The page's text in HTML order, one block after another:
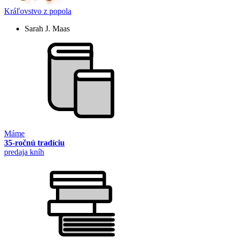
Kráľovstvo z popola
Sarah J. Maas
Máme
35-ročnú tradíciu
predaja kníh